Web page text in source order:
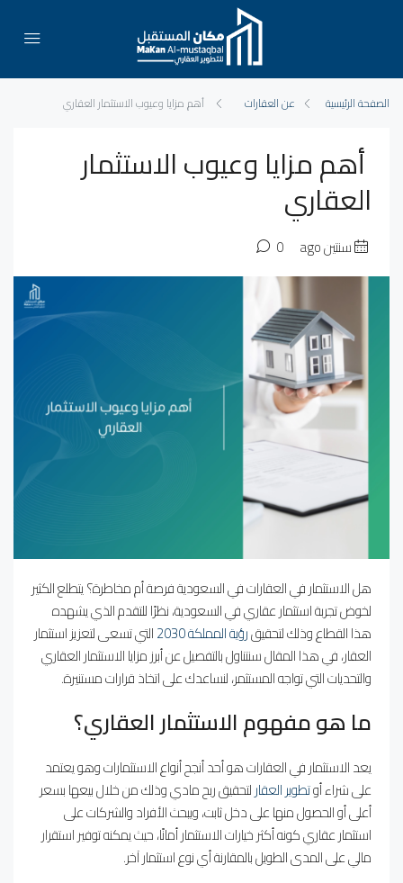
الصفحة الرئيسية عن العقارات أهم مزايا وعيوب الاستثمار العقاري
أهم مزايا وعيوب الاستثمار
العقاري
سنتين ago 0
هل الاستثمار في العقارات في السعودية فرصة أم مخاطرة؟ يتطلع الكثير
لخوض تجربة استثمار عقاري في السعودية، نظرًا للتقدم الذي يشهده
هذا القطاع وذلك لتحقيقرؤية المملكة 2030
التي تسعى لتعزيز استثمار
العقار، في هذا المقال سنتناول بالتفصيل عن أبرز مزايا الاستثمار العقاري
والتحديات التي تواجه المستثمر، لنساعدك على اتخاذ قرارات مستنيرة.
ما هو مفهوم الاستثمار العقاري؟
يعد الاستثمار في العقارات هو أحد أنجح أنواع الاستثمارات وهو يعتمد
على شراء أوتطوير العقارلتحقيق ربح مادي وذلك من خلال بيعها بسعر
أعلى أو الحصول منها على دخل ثابت، ويبحث الأفراد والشركات على
استثمار عقاري كونه أكثر خيارات الاستثمار أمانًا، حيث يمكنه توفير استقرار
مالي على المدى الطويل بالمقارنة أي نوع استثمار آخر.